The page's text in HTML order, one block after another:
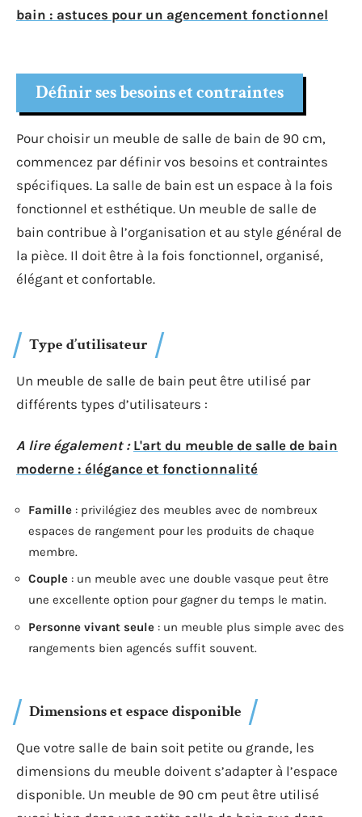
bain : astuces pour un agencement fonctionnel
Définir ses besoins et contraintes
Pour choisir un meuble de salle de bain de 90 cm,
commencez par définir vos besoins et contraintes
spécifiques. La salle de bain est un espace à la fois
fonctionnel et esthétique. Un meuble de salle de
bain contribue à l’organisation et au style général de
la pièce. Il doit être à la fois fonctionnel, organisé,
élégant et confortable.
Type d’utilisateur
Un meuble de salle de bain peut être utilisé par
différents types d’utilisateurs :
A lire également : L'art du meuble de salle de bain
moderne : élégance et fonctionnalité
Famille : privilégiez des meubles avec de nombreux
espaces de rangement pour les produits de chaque
membre.
Couple : un meuble avec une double vasque peut être
une excellente option pour gagner du temps le matin.
Personne vivant seule : un meuble plus simple avec des
rangements bien agencés suffit souvent.
Dimensions et espace disponible
Que votre salle de bain soit petite ou grande, les
dimensions du meuble doivent s’adapter à l’espace
disponible. Un meuble de 90 cm peut être utilisé